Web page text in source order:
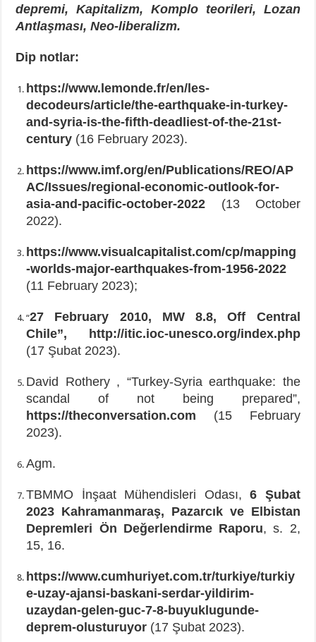
depremi, Kapitalizm, Komplo teorileri, Lozan
Antlaşması, Neo-liberalizm.
Dip notlar:
https://www.lemonde.fr/en/les-
decodeurs/article/the-earthquake-in-turkey-
and-syria-is-the-fifth-deadliest-of-the-21st-
century (16 February 2023).
https://www.imf.org/en/Publications/REO/AP
AC/Issues/regional-economic-outlook-for-
asia-and-pacific-october-2022 (13 October
2022).
https://www.visualcapitalist.com/cp/mapping
-worlds-major-earthquakes-from-1956-2022
(11 February 2023);
“27 February 2010, MW 8.8, Off Central
Chile”, http://itic.ioc-unesco.org/index.php
(17 Şubat 2023).
David Rothery , “Turkey-Syria earthquake: the
scandal of not being prepared”,
https://theconversation.com (15 February
2023).
Agm.
TBMMO İnşaat Mühendisleri Odası,6 Şubat
2023 Kahramanmaraş, Pazarcık ve Elbistan
Depremleri Ön Değerlendirme Raporu, s. 2,
15, 16.
https://www.cumhuriyet.com.tr/turkiye/turkiy
e-uzay-ajansi-baskani-serdar-yildirim-
uzaydan-gelen-guc-7-8-buyuklugunde-
deprem-olusturuyor (17 Şubat 2023).